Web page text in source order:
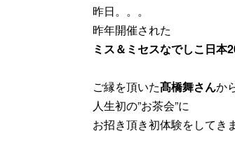
昨日。。。
昨年開催された
ミス＆ミセスなでしこ日本
ご縁を頂いた髙橋舞さんか
人生初の”お茶会”に
お招き頂き初体験をしてき